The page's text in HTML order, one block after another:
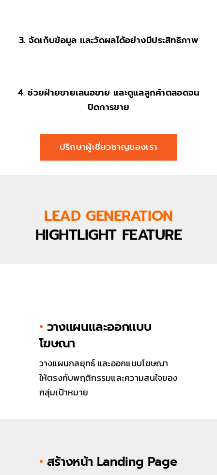
3. จัดเก็บข้อมูล และวัดผลได้อย่างมีประสิทธิภาพ
4.ช่วยฝ่ายขายเสนอขาย และดูแลลูกค้าตลอดจน
ปิดการขาย
ปรึกษาผู้เชี่ยวชาญของเรา
LEAD GENERATION
HIGHTLIGHT FEATURE
• วางแผนและออกแบบ
โฆษณา
วางแผนกลยุทธ์ และออกแบบโฆษณา
ให้ตรงกับพฤติกรรมและความสนใจของ
กลุ่มเป้าหมาย
• สร้างหน้า Landing Page